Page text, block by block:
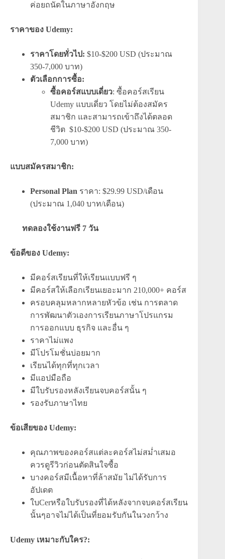
ค่อยถนัดในภาษาอังกฤษ
ราคาของ Udemy:
ราคาโดยทั่วไป: $10-$200 USD (ประมาณ
350-7,000 บาท)
ตัวเลือกการซื้อ:
ซื้อคอร์สแบบเดี่ยว: ซื้อคอร์สเรียน
Udemy แบบเดี่ยว โดยไม่ต้องสมัคร
สมาชิก และสามารถเข้าถึงได้ตลอด
ชีวิต $10-$200 USD (ประมาณ 350-
7,000 บาท)
แบบสมัครสมาชิก:
Personal Plan ราคา: $29.99 USD/เดือน
(ประมาณ 1,040 บาท/เดือน)
ทดลองใช้งานฟรี 7 วัน
ข้อดีของ Udemy:
มีคอร์สเรียนที่ให้เรียนแบบฟรี ๆ
มีคอร์สให้เลือกเรียนเยอะมาก 210,000+ คอร์ส
ครอบคลุมหลากหลายหัวข้อ เช่น การตลาด
การพัฒนาตัวเองการเรียนภาษาโปรแกรม
การออกแบบ ธุรกิจ และอื่น ๆ
ราคาไม่แพง
มีโปรโมชั่นบ่อยมาก
เรียนได้ทุกที่ทุกเวลา
มีแอปมือถือ
มีใบรับรองหลังเรียนจบคอร์สนั้น ๆ
รองรับภาษาไทย
ข้อเสียของ Udemy:
คุณภาพของคอร์สแต่ละคอร์สไม่สม่ำเสมอ
ควรดูรีวิวก่อนตัดสินใจซื้อ
บางคอร์สมีเนื้อหาที่ล้าสมัย ไม่ได้รับการ
อัปเดต
ใบCerหรือใบรับรองที่ได้หลังจากจบคอร์สเรียน
นั้นๆอาจไม่ได้เป็นที่ยอมรับกันในวงกว้าง
Udemy เหมาะกับใคร?: